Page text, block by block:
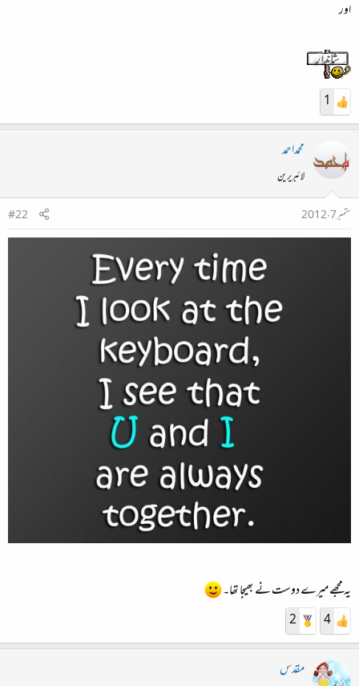
اور
1
محمداحمد
لائبریرین
ستمبر 7، 2012
#22
یہ مجھے میرے دوست نے بھیجا تھا۔
4
2
مقدس